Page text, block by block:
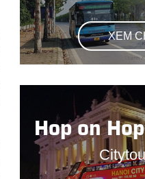
XEM
Hop on